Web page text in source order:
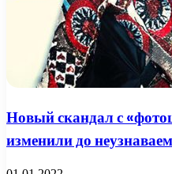
Новый скандал с
изменили до